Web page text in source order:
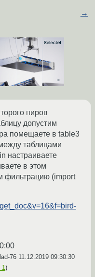
→
пиров
допустим
помещаете в table3
таблицами
настраиваете
в этом
фильтрацию (import
76 11.12.2019 09:30:30
1)